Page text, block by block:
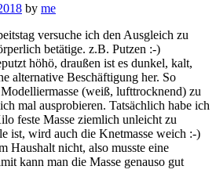
by me
versuche ich den Ausgleich zu
betätige. z.B. Putzen :-)
höhö, draußen ist es dunkel, kalt,
alternative Beschäftigung her. So
(weiß, lufttrocknend) zu
mal ausprobieren. Tatsächlich habe ich
feste Masse ziemlich unleicht zu
ist, wird auch die Knetmasse weich :-)
Haushalt nicht, also musste eine
kann man die Masse genauso gut